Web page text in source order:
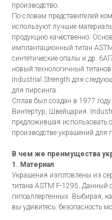
производство.
По словам представителей
используют лучшие
продукцию качественно.
имплантационный титан
синтетические опалы и др.
новый технологичный
Industrial Strength для
для пирсинга.
Сплав был создан в 1977 году
Винтертур, Швейцария.
предложившая использовать
производстве украшений для
В чем же преимущества
1. Материал
Украшения изготовлены из
титана ASTM F-1295. Данный
гипоаллергенных. Выбирая,
вы удивитесь: безопасность